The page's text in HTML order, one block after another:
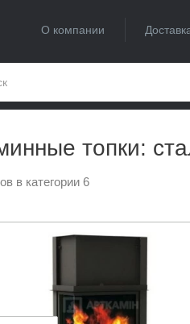
О компании
топки:
в категории 6